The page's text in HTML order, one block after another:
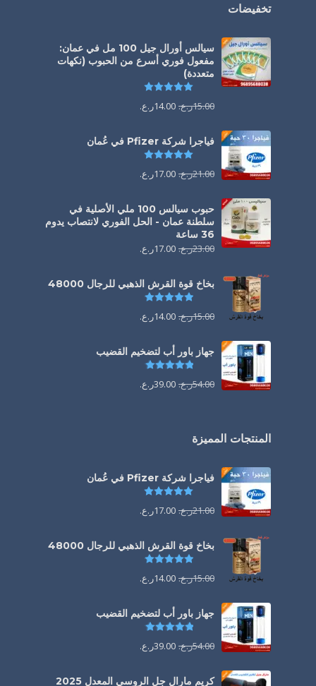
تخفيضات
سيالس أورال جيل 100 مل في عمان:
مفعول فوري أسرع من الحبوب (نكهات
متعددة)
15.00ر.ع. 14.00ر.ع.
فياجرا شركة Pfizer في عُمان
21.00ر.ع. 17.00ر.ع.
حبوب سيالس 100 ملي الأصلية في
سلطنة عمان - الحل الفوري لانتصاب يدوم
36 ساعة
23.00ر.ع. 17.00ر.ع.
بخاخ قوة القرش الذهبي للرجال 48000
تم التقييم
15.00ر.ع. 14.00ر.ع.
جهاز باور أب لتضخيم القضيب
تم التقييم
54.00ر.ع. 39.00ر.ع.
المنتجات المميزة
فياجرا شركة Pfizer في عُمان
21.00ر.ع. 17.00ر.ع.
بخاخ قوة القرش الذهبي للرجال 48000
تم التقييم
15.00ر.ع. 14.00ر.ع.
جهاز باور أب لتضخيم القضيب
تم التقييم
54.00ر.ع. 39.00ر.ع.
كريم مارال جل الروسي المعدل 2025